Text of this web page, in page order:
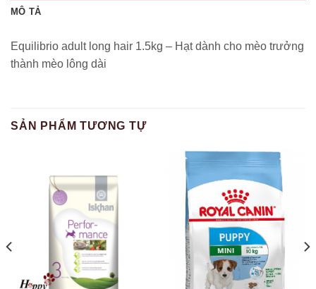
MÔ TẢ
Equilibrio adult long hair 1.5kg – Hạt dành cho mèo trưởng
thành mèo lông dài
SẢN PHẨM TƯƠNG TỰ